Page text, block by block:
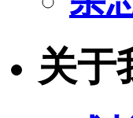
关于